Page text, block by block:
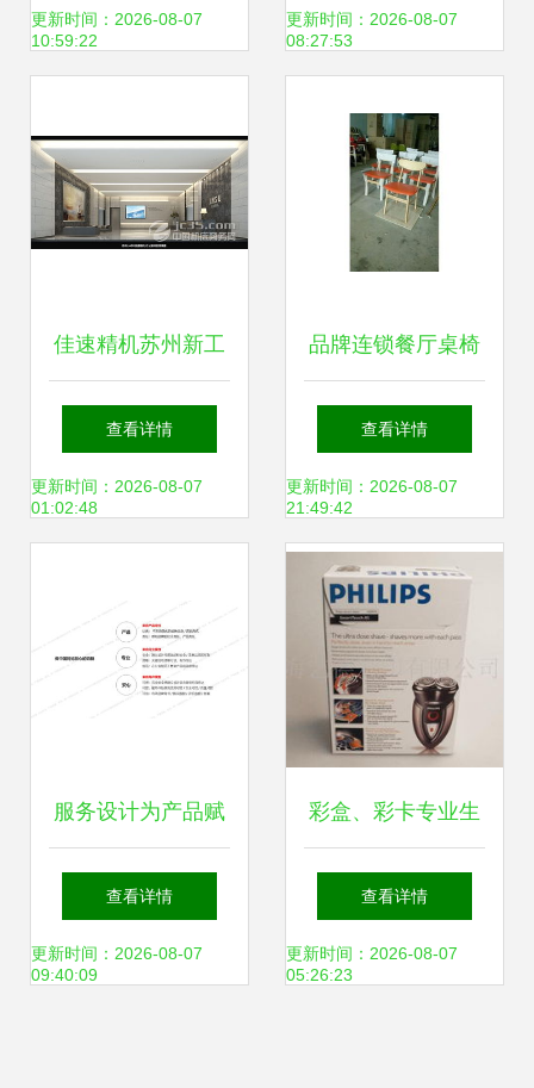
专业设计打造高效
更新时间：2026-08-07
10:59:22
设计服务在线平台
更新时间：2026-08-07
08:27:53
佳速精机苏州新工
厂盛大开业 以专业
设计服务，绽放智
查看详情
更新时间：2026-08-07
01:02:48
品牌连锁餐厅桌椅
工厂价定制 专业设
计，高效赋能餐饮
空间
查看详情
更新时间：2026-08-07
21:49:42
服务设计为产品赋
能的四大专业方法
查看详情
更新时间：2026-08-07
09:40:09
彩盒、彩卡专业生
产与包装印刷一体
化服务解决方案
查看详情
更新时间：2026-08-07
05:26:23